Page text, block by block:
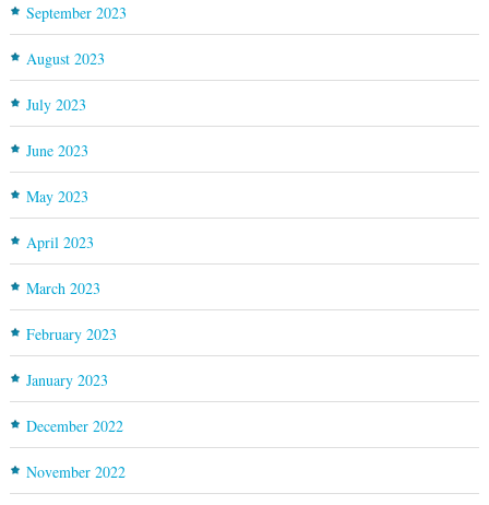
September 2023
August 2023
July 2023
June 2023
May 2023
April 2023
March 2023
February 2023
January 2023
December 2022
November 2022